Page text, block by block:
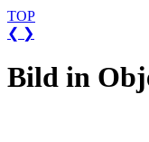
TOP
❮ ❯
Bild in